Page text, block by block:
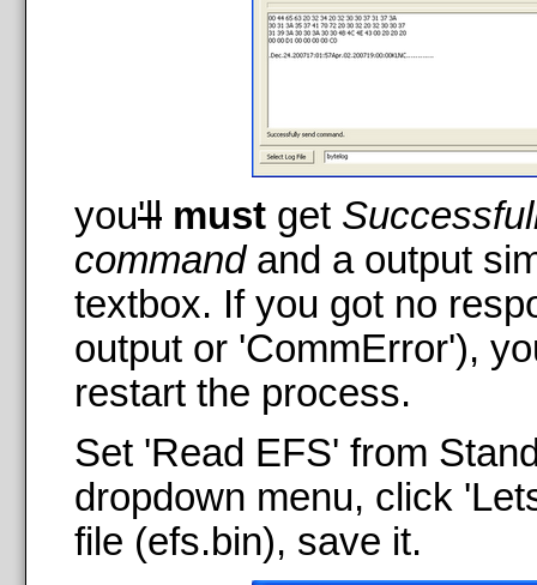
you'll must get
commandand a output
textbox. If you got no
output or 'CommError'),
restart the process.
Set 'Read EFS' from
dropdown menu, click
file (efs.bin), save it.